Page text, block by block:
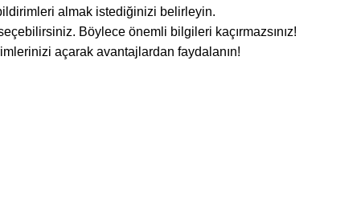
almak istediğinizi belirleyin.
Böylece önemli bilgileri kaçırmazsınız!
açarak avantajlardan faydalanın!